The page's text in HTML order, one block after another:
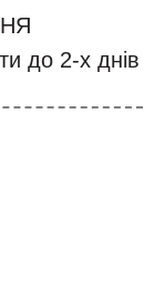
до 2-х днів